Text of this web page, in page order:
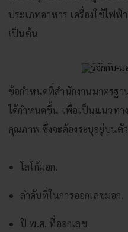
ประเภทอาหาร เครื่องใช้ไฟ
เป็นต้น
ข้อกำหนดที่สำนักงานมาตรฐ
ได้กำหนดขึ้น เพื่อเป็นแนวทา
คุณภาพ ซึ่งจะต้องระบุอยู่บนตั
โลโก้มอก.
ลำดับที่ในการออกเลขมอก.
ปี พ.ศ. ที่ออกเลข